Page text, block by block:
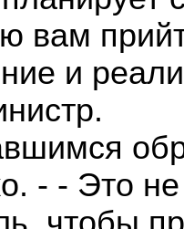
вам
и
- - Это